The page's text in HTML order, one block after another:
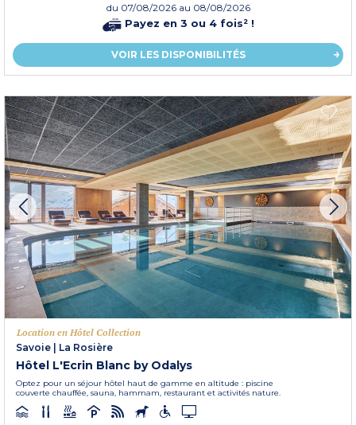
du 07/08/2026 au 08/08/2026
Payez en 3 ou 4 fois² !
VOIR LES DISPONIBILITÉS
Location en Hôtel Collection
Savoie | La Rosière
Hôtel L'Ecrin Blanc by Odalys
Optez pour un séjour hôtel haut de gamme en altitude : piscine
couverte chauffée, sauna, hammam, restaurant et activités nature.